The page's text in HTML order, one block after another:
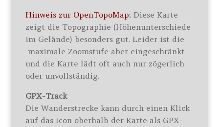
Hinweis zur OpenTopoMap: Diese Karte
zeigt die Topographie (Höhenunterschiede
im Gelände) besonders gut. Leider ist die
maximale Zoomstufe aber eingeschränkt
und die Karte lädt oft auch nur zögerlich
oder unvollständig.
GPX-Track
Die Wanderstrecke kann durch einen Klick
auf das Icon oberhalb der Karte als GPX-